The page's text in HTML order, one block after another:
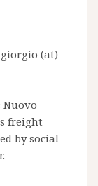
(at)
Nuovo
freight
by social